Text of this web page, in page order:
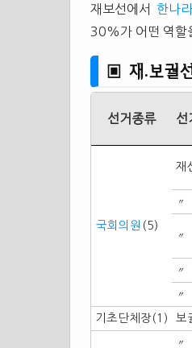
재보선에서 한나
30%가 어떤 역할
▣ 재.보궐
선거종류
선
국회의원 (5)
재
〃
〃
〃
〃
기초단체장(1) 보
〃